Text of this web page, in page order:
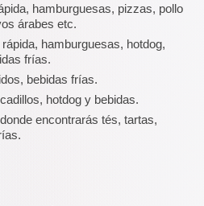
hamburguesas, pizzas, pollo
árabes etc.
hamburguesas, hotdog,
frías.
bebidas frías.
hotdog y bebidas.
encontrarás tés, tartas,